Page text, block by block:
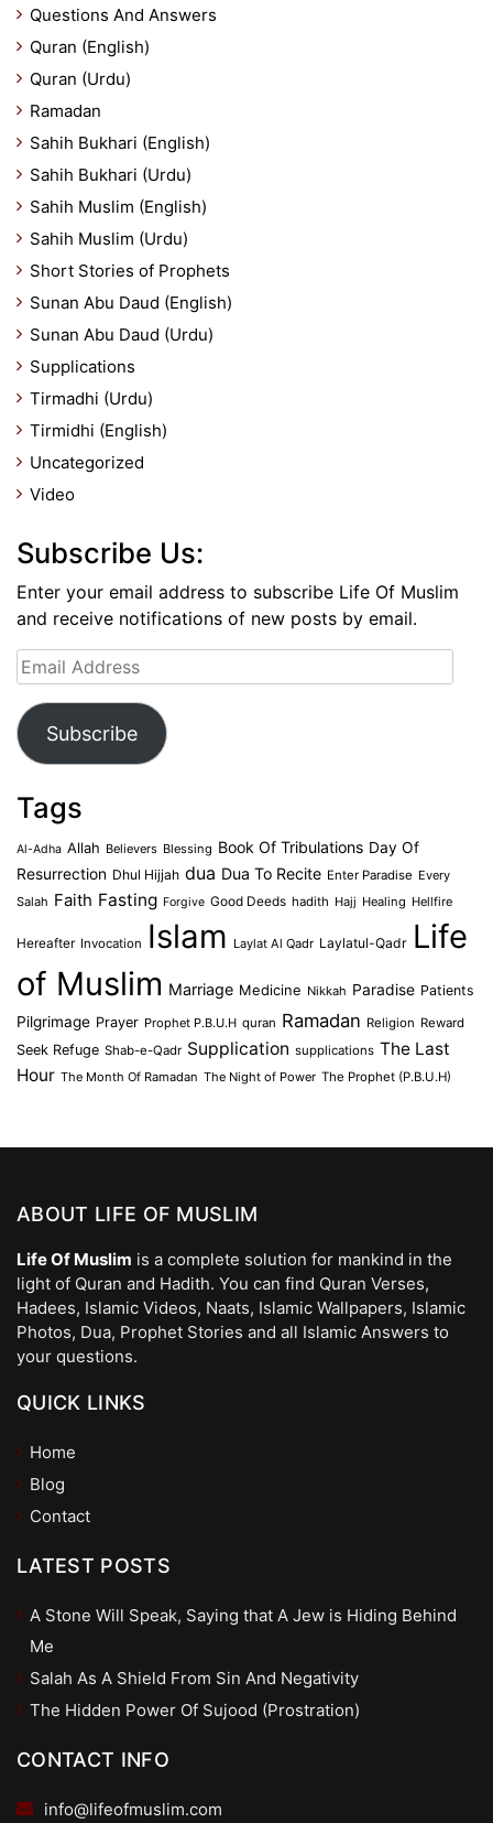
Questions And Answers
Quran (English)
Quran (Urdu)
Ramadan
Sahih Bukhari (English)
Sahih Bukhari (Urdu)
Sahih Muslim (English)
Sahih Muslim (Urdu)
Short Stories of Prophets
Sunan Abu Daud (English)
Sunan Abu Daud (Urdu)
Supplications
Tirmadhi (Urdu)
Tirmidhi (English)
Uncategorized
Video
Subscribe Us:
Enter your email address to subscribe Life Of Muslim
and receive notifications of new posts by email.
Email
Address
Subscribe
Tags
Al-Adha Allah Believers Blessing Book Of Tribulations Day Of
Resurrection Dhul Hijjah dua Dua To Recite Enter Paradise Every
Salah Faith Fasting Forgive Good Deeds hadith Hajj Healing Hellfire
Hereafter Invocation Islam Laylat Al Qadr Laylatul-Qadr Life
of Muslim Marriage Medicine Nikkah Paradise Patients
Pilgrimage Prayer Prophet P.B.U.H quran Ramadan Religion Reward
Seek Refuge Shab-e-Qadr Supplication supplications The Last
Hour The Month Of Ramadan The Night of Power The Prophet (P.B.U.H)
ABOUT LIFE OF MUSLIM
Life Of Muslim is a complete solution for mankind in the
light of Quran and Hadith. You can find Quran Verses,
Hadees, Islamic Videos, Naats, Islamic Wallpapers, Islamic
Photos, Dua, Prophet Stories and all Islamic Answers to
your questions.
QUICK LINKS
Home
Blog
Contact
LATEST POSTS
A Stone Will Speak, Saying that A Jew is Hiding Behind
Me
Salah As A Shield From Sin And Negativity
The Hidden Power Of Sujood (Prostration)
CONTACT INFO
info@lifeofmuslim.com